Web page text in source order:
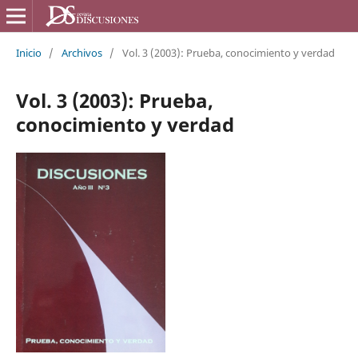
Inicio / Archivos / Vol. 3 (2003): Prueba, conocimiento y verdad
Vol. 3 (2003): Prueba,
conocimiento y verdad